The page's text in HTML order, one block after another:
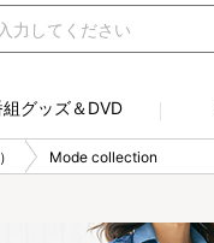
組グッズ＆DVD
Mode collection